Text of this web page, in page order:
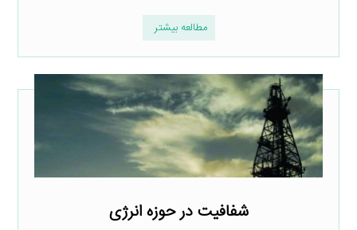
مطالعه بیشتر
شفافیت در حوزه انرژی